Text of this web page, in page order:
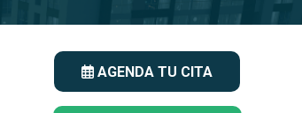
AGENDA TU CITA